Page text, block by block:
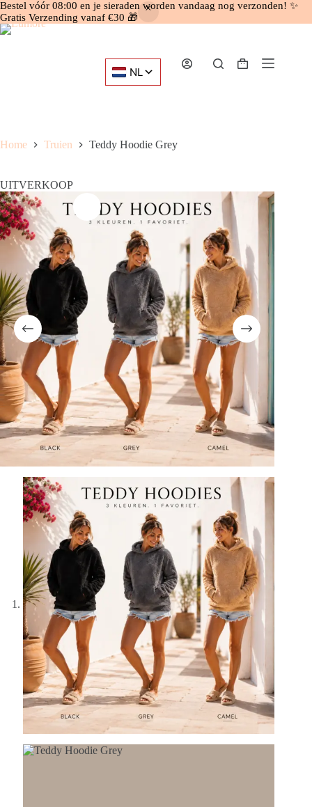
Bestel vóór 08:00 en je sieraden worden vandaag nog verzonden! ✨
Gratis Verzending vanaf €30 🎁
Ga
Winkelwagen
Home Truien Teddy Hoodie Grey
UITVERKOOP